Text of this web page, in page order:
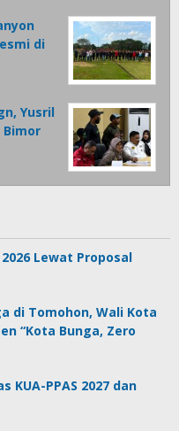
di
Yusril
Bimor
Lewat Proposal
di Tomohon, Wali Kota
“Kota Bunga, Zero
KUA-PPAS 2027 dan